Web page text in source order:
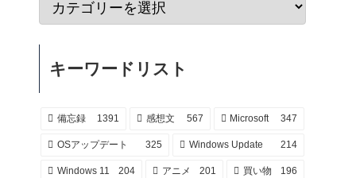
キーワードリスト
備忘録 1391 感想文 567 Microsoft 347
OSアップデート 325 Windows Update 214
Windows 11 204 アニメ 201 買い物 196